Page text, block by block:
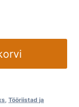
Tööriistad ja